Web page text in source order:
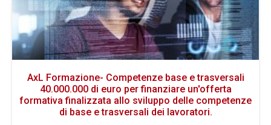
AxL Formazione- Competenze base e trasversali
40.000.000 di euro per finanziare un'offerta
formativa finalizzata allo sviluppo delle competenze
di base e trasversali dei lavoratori.